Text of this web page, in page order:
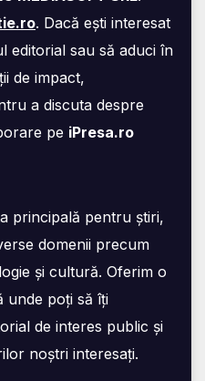
. Dacă ești interesat
editorial sau să aduci în
de impact,
a discuta despre
pe iPresa.ro
principală pentru știri,
domenii precum
și cultură. Oferim o
unde poți să îți
de interes public și
noștri interesați.